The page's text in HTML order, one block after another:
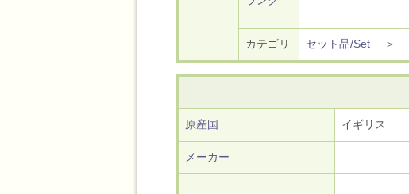
カテゴリ セット品/Set ＞
原産国 イギリス
メーカー